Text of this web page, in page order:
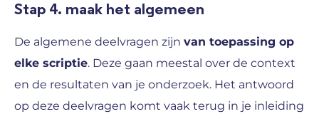
Stap 4. maak het algemeen
De algemene deelvragen zijn van toepassing op
elke scriptie. Deze gaan meestal over de context
en de resultaten van je onderzoek. Het antwoord
op deze deelvragen komt vaak terug in je inleiding